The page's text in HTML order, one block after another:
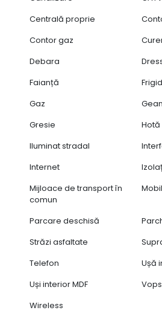
Centrală proprie
Contor gaz
Debara
Faianță
Gaz
Gresie
Hotă
Iluminat stradal
Internet
Mijloace de transport în
comun
Parcare deschisă
Străzi asfaltate
Telefon
Ușă
Uși interior MDF
Wireless